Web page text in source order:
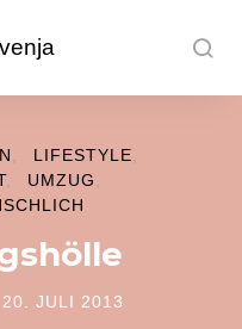
LIFESTYLE
UMZUG
POSTED ON
20. JULI 2013